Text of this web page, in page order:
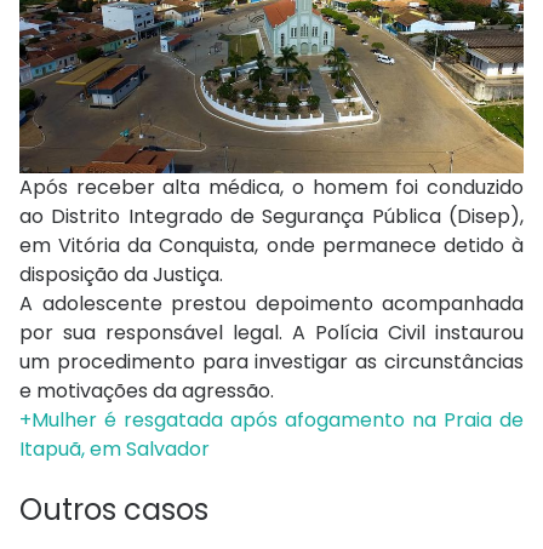
Após receber alta médica, o homem foi conduzido
ao Distrito Integrado de Segurança Pública (Disep),
em Vitória da Conquista, onde permanece detido à
disposição da Justiça.
A adolescente prestou depoimento acompanhada
por sua responsável legal. A Polícia Civil instaurou
um procedimento para investigar as circunstâncias
e motivações da agressão.
+Mulher é resgatada após afogamento na Praia de
Itapuã, em Salvador
Outros casos